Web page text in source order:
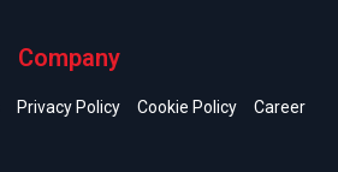
Company
Privacy Policy Cookie Policy Career